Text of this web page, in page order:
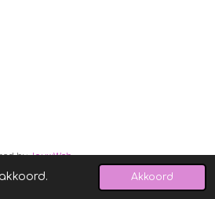
Akkoord
byJouwWeb